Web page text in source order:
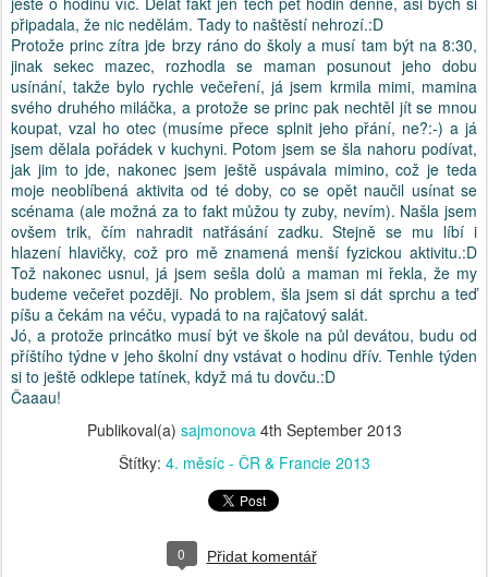
připadala, že nic nedělám. Tady to naštěstí nehrozí.:D
Protože princ zítra jde brzy ráno do školy a musí tam být na 8:30,
jinak sekec mazec, rozhodla se maman posunout jeho dobu
usínání, takže bylo rychle večeření, já jsem krmila mimi, mamina
svého druhého miláčka, a protože se princ pak nechtěl jít se mnou
koupat, vzal ho otec (musíme přece splnit jeho přání, ne?:-) a já
jsem dělala pořádek v kuchyni. Potom jsem se šla nahoru podívat,
jak jim to jde, nakonec jsem ještě uspávala mimino, což je teda
moje neoblíbená aktivita od té doby, co se opět naučil usínat se
scénama (ale možná za to fakt můžou ty zuby, nevím). Našla jsem
ovšem trik, čím nahradit natřásání zadku. Stejně se mu líbí i
hlazení hlavičky, což pro mě znamená menší fyzickou aktivitu.:D
Tož nakonec usnul, já jsem sešla dolů a maman mi řekla, že my
budeme večeřet později. No problem, šla jsem si dát sprchu a teď
píšu a čekám na véču, vypadá to na rajčatový salát.
Jó, a protože princátko musí být ve škole na půl devátou, budu od
příštího týdne v jeho školní dny vstávat o hodinu dřív. Tenhle týden
si to ještě odklepe tatínek, když má tu dovču.:D
Čaaau!
Publikoval(a) sajmonova 4th September 2013
Štítky: 4. měsíc - ČR & Francie 2013
0 Přidat komentář